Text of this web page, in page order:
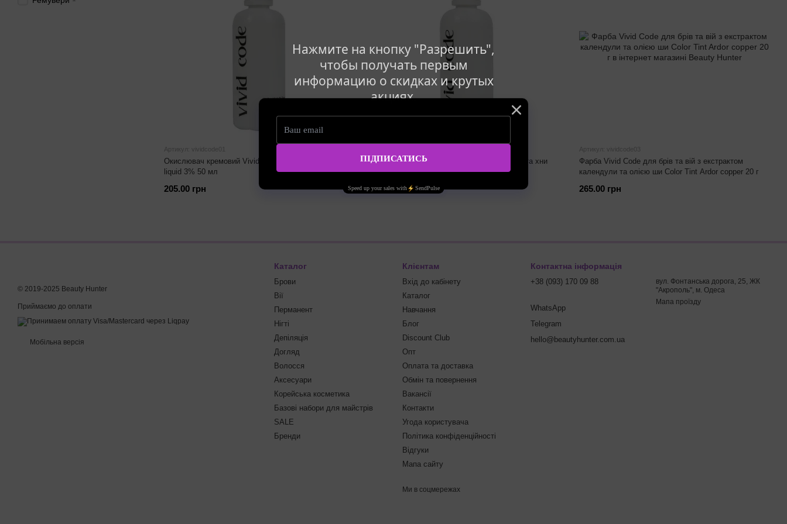
Нажмите на кнопку "Разрешить",
чтобы получать первым
информацию о скидках и крутых
акциях.
Артикул: vividcode01
Окислювач кремовий Vivid Code Color tint Oxidant
liquid 3% 50 мл
205.00 грн
Ремувер Vivid Code для видалення фарби та хни
Color Tint Remover 50 мл
299.00 грн
Артикул: vividcode03
Фарба Vivid Code для брів та вій з екстрактом
календули та олією ши Color Tint Ardor copper 20 г
265.00 грн
© 2019-2025 Beauty Hunter
Приймаємо до оплати
Мобільна версія
Каталог
Брови
Вії
Перманент
Нігті
Депіляція
Догляд
Волосся
Аксесуари
Корейська косметика
Базові набори для майстрів
SALE
Бренди
Клієнтам
Вхід до кабінету
Каталог
Навчання
Блог
Discount Club
Опт
Оплата та доставка
Обмін та повернення
Вакансії
Контакти
Угода користувача
Політика конфіденційності
Відгуки
Мапа сайту
Ми в соцмережах
Контактна інформація
+38 (093) 170 09 88
WhatsApp
Telegram
hello@beautyhunter.com.ua
вул. Фонтанська дорога, 25, ЖК
"Акрополь", м. Одеса
Мапа проїзду